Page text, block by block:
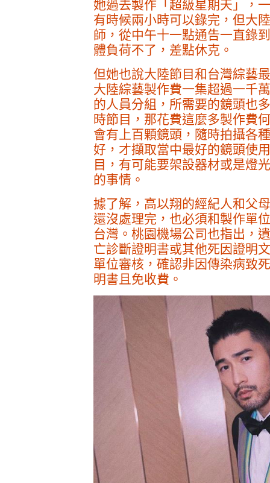
她過去製作「超級星期天」，
有時候兩小時可以錄完，但大
師，從中午十一點通告一直錄
體負荷不了，差點休克。
但她也說大陸節目和台灣綜藝
大陸綜藝製作費一集超過一千
的人員分組，所需要的鏡頭也
時節目，那花費這麼多製作費
會有上百顆鏡頭，隨時拍攝各
好，才擷取當中最好的鏡頭使
目，有可能要架設器材或是燈
的事情。
據了解，高以翔的經紀人和父
還沒處理完，也必須和製作單
台灣。桃園機場公司也指出，
亡診斷證明書或其他死因證明
單位審核，確認非因傳染病致
明書且免收費。